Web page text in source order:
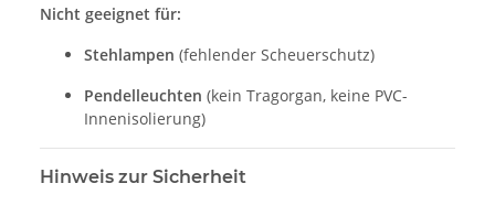
Nicht geeignet für:
Stehlampen (fehlender Scheuerschutz)
Pendelleuchten (kein Tragorgan, keine PVC-
Innenisolierung)
Hinweis zur Sicherheit